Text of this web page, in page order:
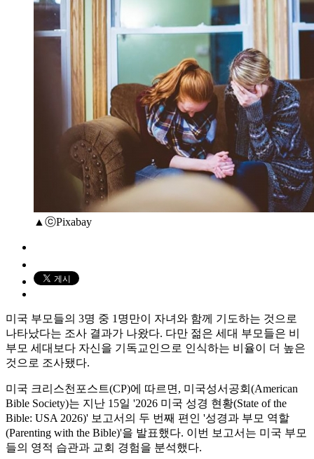
▲ⓒPixabay
미국 부모들의 3명 중 1명만이 자녀와 함께 기도하는 것으로
나타났다는 조사 결과가 나왔다. 다만 젊은 세대 부모들은 비
부모 세대보다 자신을 기독교인으로 인식하는 비율이 더 높은
것으로 조사됐다.
미국 크리스천포스트(CP)에 따르면, 미국성서공회(American
Bible Society)는 지난 15일 '2026 미국 성경 현황(State of the
Bible: USA 2026)' 보고서의 두 번째 편인 '성경과 부모 역할
(Parenting with the Bible)'을 발표했다. 이번 보고서는 미국 부모
들의 영적 습관과 교회 경험을 분석했다.